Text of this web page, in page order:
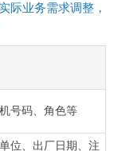
际业务需求调整，
号码、角色等
位、出厂日期、注